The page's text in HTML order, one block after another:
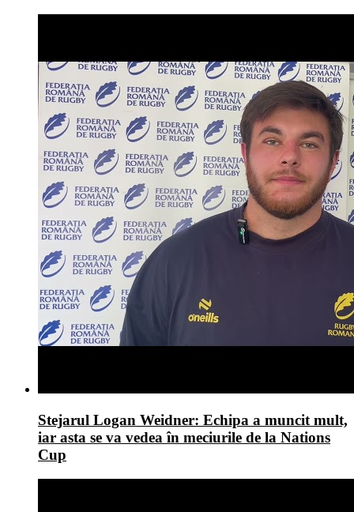
Stejarul Logan Weidner: Echipa a muncit mult,
iar asta se va vedea în meciurile de la Nations
Cup